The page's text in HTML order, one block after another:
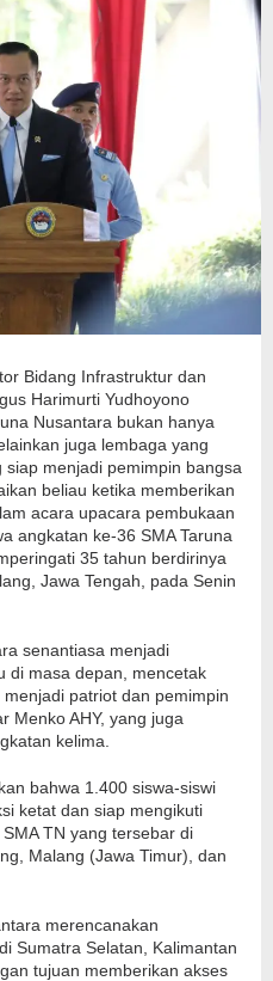
Bidang Infrastruktur dan
Harimurti Yudhoyono
Nusantara bukan hanya
juga lembaga yang
menjadi pemimpin bangsa
beliau ketika memberikan
acara upacara pembukaan
angkatan ke-36 SMA Taruna
35 tahun berdirinya
Jawa Tengah, pada Senin
senantiasa menjadi
di masa depan, mencetak
patriot dan pemimpin
Menko AHY, yang juga
kelima.
bahwa 1.400 siswa-siswi
ketat dan siap mengikuti
TN yang tersebar di
Malang (Jawa Timur), dan
merencanakan
Sumatra Selatan, Kalimantan
tujuan memberikan akses